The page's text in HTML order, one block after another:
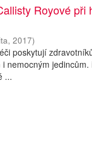
Royové při
,2017)
poskytují
nemocným
...